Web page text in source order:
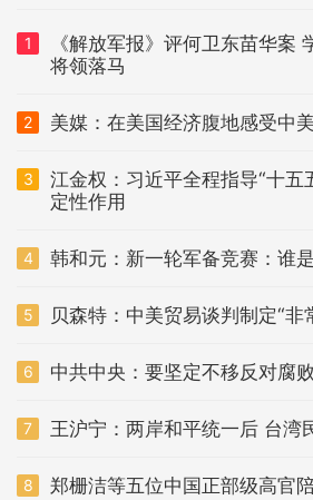
1
《解放军报》评何卫东苗华案 学者：肯定还有更多
将领落马
2 美媒：在美国经济腹地感受中
3
江金权：习近平全程指导“十五
定性作用
4 韩和元：新一轮军备竞赛：谁
5 贝森特：中美贸易谈判制定“非
6 中共中央：要坚定不移反对腐败
7 王沪宁：两岸和平统一后 台湾
8 郑栅洁等五位中国正部级高官